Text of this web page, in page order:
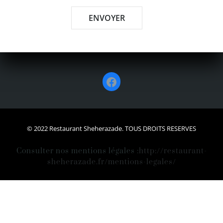
Facebook
© 2022 Restaurant Sheherazade. TOUS DROITS RESERVES
Consulter nos mentions légales :http://restaurant-
sheherazade.fr/mentions-legales/